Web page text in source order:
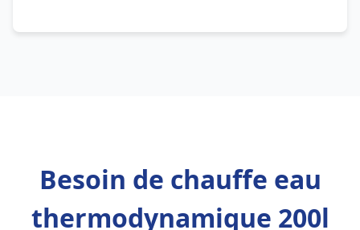
Besoin de chauffe eau
thermodynamique 200l